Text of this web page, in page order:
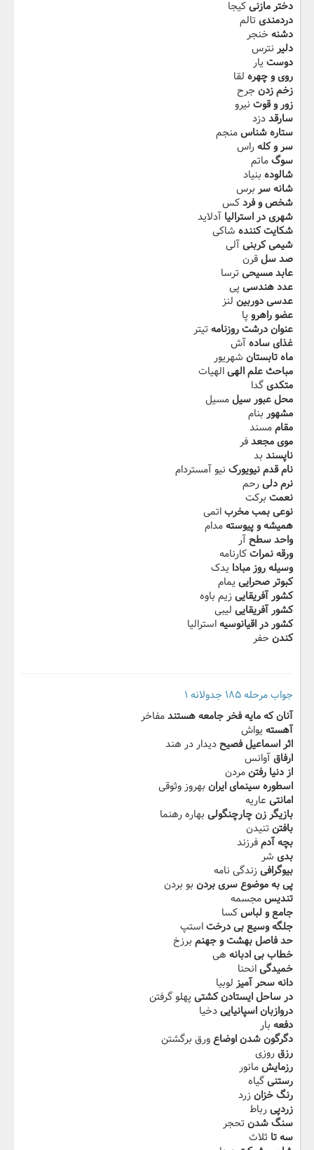
دختر مازنیکیجا
دردمندی تالم
دشنه خنجر
دلیر نترس
دوست یار
روی و چهره لقا
زخم زدن جرح
زور و قوت نیرو
سارقددزد
ستاره شناسمنجم
سر و کلهراس
سوگماتم
شالوده بنیاد
شانه سر برس
شخص و فردکس
شهری در استرالیا آدلاید
شکایت کننده شاکی
شیمی کربنیآلی
صد سلقرن
عابد مسیحی ترسا
عدد هندسی پی
عدسی دوربین لنز
عضو راهرو پا
عنوان درشت روزنامه تیتر
غذای سادهآش
ماه تابستان شهریور
مباحث علم الهیالهیات
متکدیگدا
محل عبور سیلمسیل
مشهور بنام
مقاممسند
موی مجعدفر
ناپسند بد
نام قدم نیویورک نیو آمستردام
نرم دلیرحم
نعمت برکت
نوعی بمب مخرباتمی
همیشه و پیوستهمدام
واحد سطحآر
ورقه نمراتکارنامه
وسیله روز مبادا یدک
کبوتر صحرایی یمام
کشور آفریقاییزیم باوه
کشور آفریقایی لیبی
کشور در اقیانوسیهاسترالیا
کندن حفر
جواب مرحله ۱۸۵ جدولانه ۱
آنان که مایه فخر جامعه هستندمفاخر
آهسته یواش
اثر اسماعیل فصیحدیدار در هند
ارفاقآوانس
از دنیا رفتنمردن
اسطوره سینمای ایران بهروز وثوقی
امانتی عاریه
بازیگر زن چارچنگولی بهاره رهنما
بافتن تنیدن
بچه آدمفرزند
بدی شر
بیوگرافیزندگی نامه
پی به موضوع سری بردن بو بردن
تندیسمجسمه
جامع و لباسکسا
جلگه وسیع بی درختاستپ
حد فاصل بهشت و جهنم برزخ
خطاب بی ادبانه هی
خمیدگیانحنا
دانه سحر آمیز لوبیا
در ساحل ایستادن کشتی پهلو گرفتن
دروازبان اسپانیاییدخیا
دفعه بار
دگرگون شدن اوضاعورق برگشتن
رزقروزی
رزمایشمانور
رستنیگیاه
رنگ خزانزرد
زردپیرباط
سنگ شدن تحجر
سه تا ثلاث